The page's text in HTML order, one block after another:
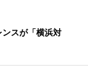
スが「横浜対